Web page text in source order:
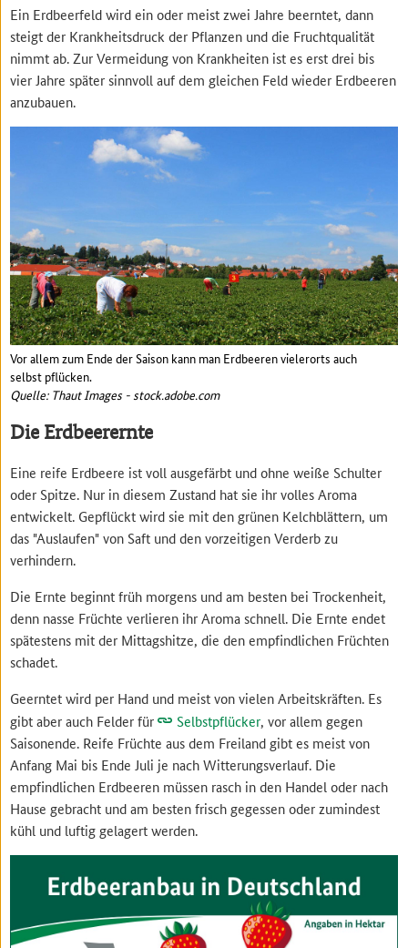
Ein Erdbeerfeld wird ein oder meist zwei Jahre beerntet, dann
steigt der Krankheitsdruck der Pflanzen und die Fruchtqualität
nimmt ab. Zur Vermeidung von Krankheiten ist es erst drei bis
vier Jahre später sinnvoll auf dem gleichen Feld wieder Erdbeeren
anzubauen.
Vor allem zum Ende der Saison kann man Erdbeeren vielerorts auch
selbst pflücken.
Quelle: Thaut Images - stock.adobe.com
Die Erdbeerernte
Eine reife Erdbeere ist voll ausgefärbt und ohne weiße Schulter
oder Spitze. Nur in diesem Zustand hat sie ihr volles Aroma
entwickelt. Gepflückt wird sie mit den grünen Kelchblättern, um
das "Auslaufen" von Saft und den vorzeitigen Verderb zu
verhindern.
Die Ernte beginnt früh morgens und am besten bei Trockenheit,
denn nasse Früchte verlieren ihr Aroma schnell. Die Ernte endet
spätestens mit der Mittagshitze, die den empfindlichen Früchten
schadet.
Geerntet wird per Hand und meist von vielen Arbeitskräften. Es
gibt aber auch Felder für
Selbstpflücker, vor allem gegen
Saisonende. Reife Früchte aus dem Freiland gibt es meist von
Anfang Mai bis Ende Juli je nach Witterungsverlauf. Die
empfindlichen Erdbeeren müssen rasch in den Handel oder nach
Hause gebracht und am besten frisch gegessen oder zumindest
kühl und luftig gelagert werden.